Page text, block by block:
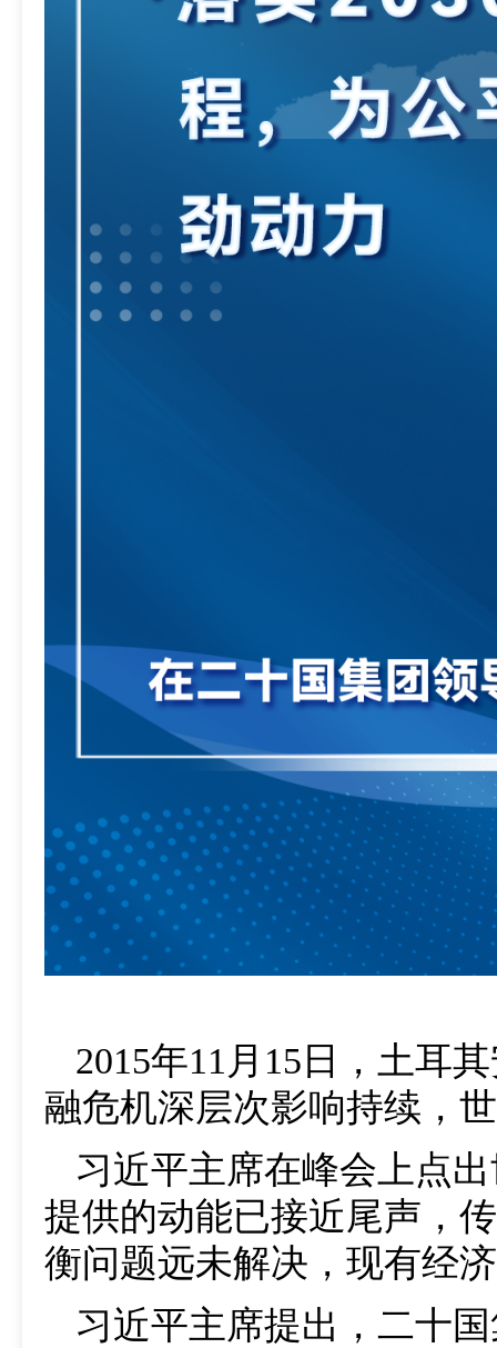
2015年11月15日，土耳
融危机深层次影响持续，
习近平主席在峰会上点
提供的动能已接近尾声，
衡问题远未解决，现有经
习近平主席提出，二十